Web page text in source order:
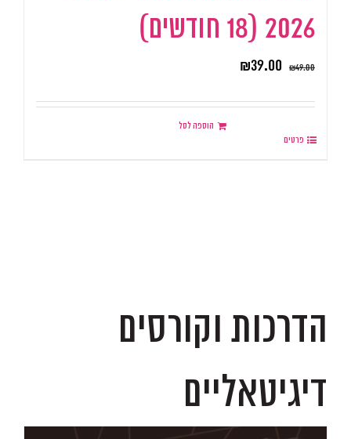
2026 (18 חודשים)
₪49.00
₪39.00
הוספה לסל
פרטים
הדרכות וקורסים
דיגיטאליים